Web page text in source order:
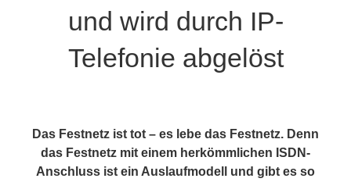
und wird durch IP-
Telefonie abgelöst
Das Festnetz ist tot – es lebe das Festnetz. Denn
das Festnetz mit einem herkömmlichen ISDN-
Anschluss ist ein Auslaufmodell und gibt es so